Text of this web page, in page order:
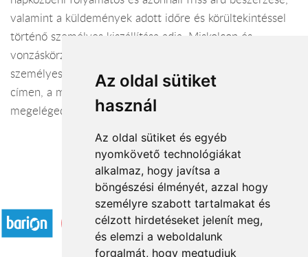
Az oldal sütiket
használ
Az oldal sütiket és egyéb
nyomkövető technológiákat
alkalmaz, hogy javítsa a
böngészési élményét, azzal hogy
személyre szabott tartalmakat és
célzott hirdetéseket jelenít meg,
és elemzi a weboldalunk
forgalmát, hogy megtudjuk
valamint a küldemények adott időre és körültekintéssel
történő személyes kiszállítása adja. Miskolcon és
vonzáskörzetében a küldeményeket fiammal közösen,
személyesen kézbesítjük, vagy helyezzük el a megadott
címen, a megbízóink által kívánt módon a biztos siker és
megelégedettség érdekében.
Elfogadott fizetési módok